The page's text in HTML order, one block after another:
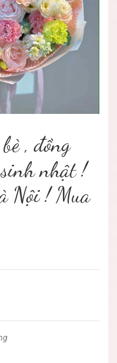
, đồng
nhật !
Nội ! Mua